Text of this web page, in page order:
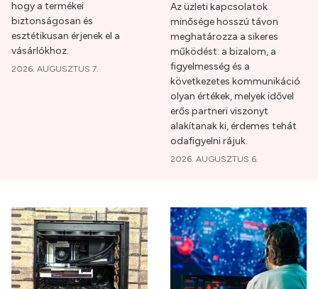
hogy a termékei
biztonságosan és
esztétikusan érjenek el a
vásárlókhoz.
2026. AUGUSZTUS 7.
Az üzleti kapcsolatok
minősége hosszú távon
meghatározza a sikeres
működést: a bizalom, a
figyelmesség és a
következetes kommunikáció
olyan értékek, melyek idővel
erős partneri viszonyt
alakítanak ki, érdemes tehát
odafigyelni rájuk.
2026. AUGUSZTUS 6.